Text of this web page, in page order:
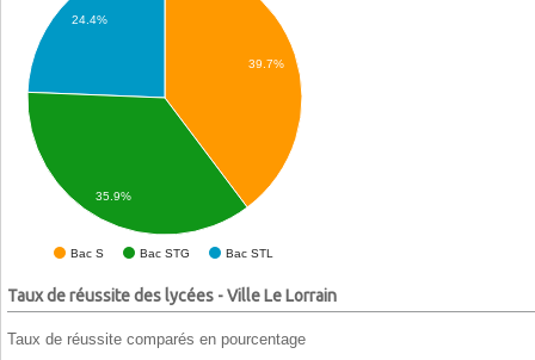
Bac S Bac STG Bac STL
39.7%
24.4%
35.9%
Taux de réussite des lycées - Ville Le Lorrain
Taux de réussite comparés en pourcentage